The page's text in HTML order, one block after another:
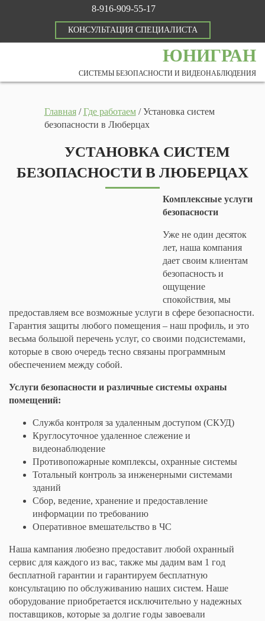
8-916-909-55-17
КОНСУЛЬТАЦИЯ СПЕЦИАЛИСТА
ЮНИГРАН
СИСТЕМЫ БЕЗОПАСНОСТИ И ВИДЕОНАБЛЮДЕНИЯ
Главная /Где работаем /Установка систем
безопасности в Люберцах
УСТАНОВКА СИСТЕМ
БЕЗОПАСНОСТИ В ЛЮБЕРЦАХ
Комплексные услуги
безопасности
Уже не один десяток
лет, наша компания
дает своим клиентам
безопасность и
ощущение
спокойствия, мы
предоставляем все возможные услуги в сфере безопасности.
Гарантия защиты любого помещения – наш профиль, и это
весьма большой перечень услуг, со своими подсистемами,
которые в свою очередь тесно связаны программным
обеспечением между собой.
Услуги безопасности и различные системы охраны
помещений:
Служба контроля за удаленным доступом (СКУД)
Круглосуточное удаленное слежение и
видеонаблюдение
Противопожарные комплексы, охранные системы
Тотальный контроль за инженерными системами
зданий
Сбор, ведение, хранение и предоставление
информации по требованию
Оперативное вмешательство в ЧС
Наша кампания любезно предоставит любой охранный
сервис для каждого из вас, также мы дадим вам 1 год
бесплатной гарантии и гарантируем бесплатную
консультацию по обслуживанию наших систем. Наше
оборудование приобретается исключительно у надежных
поставщиков, которые за долгие годы завоевали